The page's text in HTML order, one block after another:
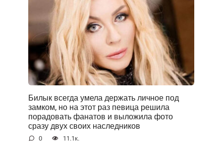
Билык всегда умела держать личное под
замком, но на этот раз певица решила
порадовать фанатов и выложила фото
сразу двух своих наследников
0 11.1к.